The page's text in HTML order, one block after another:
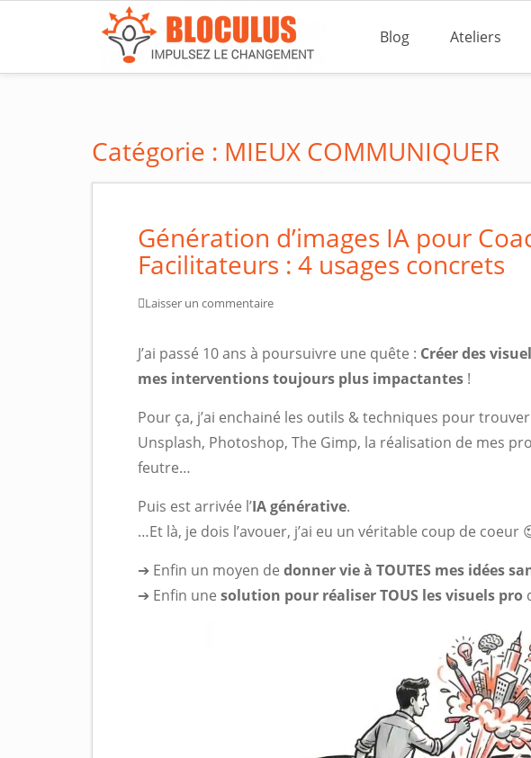
p
Blog Ateliers
Catégorie : MIEUX COMMUNIQUER
Génération d’images IA pour
Facilitateurs : 4 usages concrets
Laisser un commentaire
J’ai passé 10 ans à poursuivre une quête : Créer des
mes interventions toujours plus impactantes !
Pour ça, j’ai enchainé les outils & techniques pour
Unsplash, Photoshop, The Gimp, la réalisation de mes
feutre…
Puis est arrivée l’IA générative.
…Et là, je dois l’avouer, j’ai eu un véritable coup de coeur
➔ Enfin un moyen de donner vie à TOUTES mes idées
➔ Enfin une solution pour réaliser TOUS les visuels pro